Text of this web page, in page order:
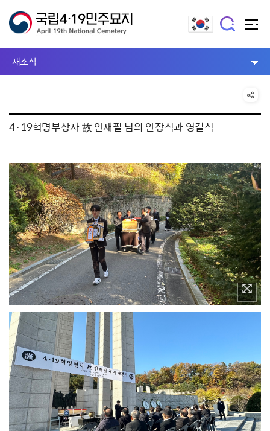
새소식
4·19혁명부상자 故 안재필 님의 안장식과 영결식